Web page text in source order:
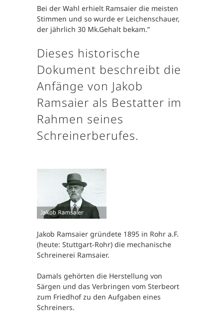
Bei der Wahl erhielt Ramsaier die meisten
Stimmen und so wurde er Leichenschauer,
der jährlich 30 Mk.Gehalt bekam.”
Dieses historische
Dokument beschreibt die
Anfänge von Jakob
Ramsaier als Bestatter im
Rahmen seines
Schreinerberufes.
Jakob Ramsaier gründete 1895 in Rohr a.F.
(heute: Stuttgart-Rohr) die mechanische
Schreinerei Ramsaier.
Damals gehörten die Herstellung von
Särgen und das Verbringen vom Sterbeort
zum Friedhof zu den Aufgaben eines
Schreiners.